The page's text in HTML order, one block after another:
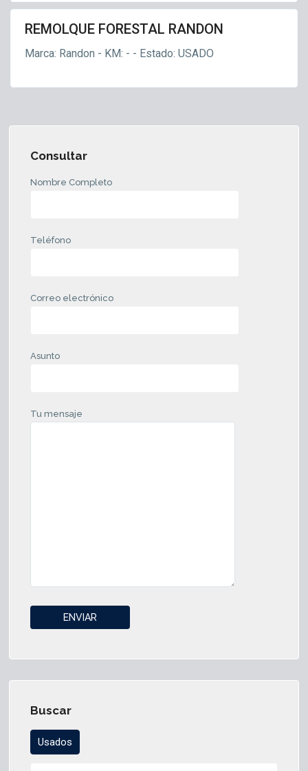
REMOLQUE FORESTAL RANDON
Marca: Randon - KM: - - Estado: USADO
Consultar
Nombre Completo
Teléfono
Correo electrónico
Asunto
Tu mensaje
Buscar
Usados